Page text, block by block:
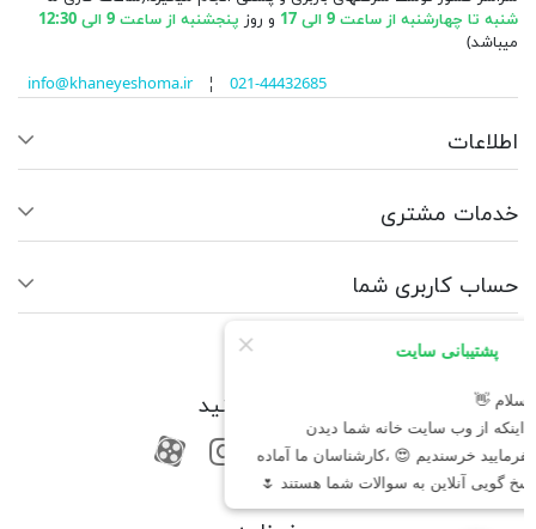
شنبه تا چهارشنبه از ساعت 9 الی 17
و روز پنجشنبه از ساعت 9 الی 12:30
میباشد)
info@khaneyeshoma.ir¦ 021-44432685
اطلاعات
خدمات مشتری
حساب کاربری شما
ما را دنبال کنید
RSSفیسبوکیوتیوبکانال آپارات
کانال آپارات